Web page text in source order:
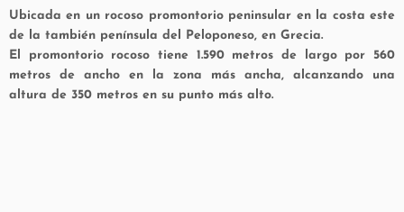
Ubicada en un rocoso promontorio peninsular en la costa este
de la también península del Peloponeso, en Grecia.
El promontorio rocoso tiene 1.590 metros de largo por 560
metros de ancho en la zona más ancha, alcanzando una
altura de 350 metros en su punto más alto.